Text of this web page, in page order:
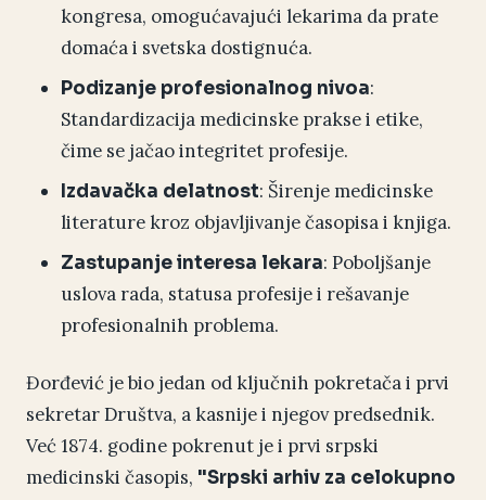
kongresa, omogućavajući lekarima da prate
domaća i svetska dostignuća.
Podizanje profesionalnog nivoa:
Standardizacija medicinske prakse i etike,
čime se jačao integritet profesije.
Izdavačka delatnost: Širenje medicinske
literature kroz objavljivanje časopisa i knjiga.
Zastupanje interesa lekara: Poboljšanje
uslova rada, statusa profesije i rešavanje
profesionalnih problema.
Đorđević je bio jedan od ključnih pokretača i prvi
sekretar Društva, a kasnije i njegov predsednik.
Već 1874. godine pokrenut je i prvi srpski
medicinski časopis, "Srpski arhiv za celokupno